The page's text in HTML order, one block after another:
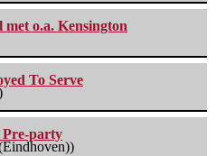
met o.a. Kensington
To Serve
Pre-party